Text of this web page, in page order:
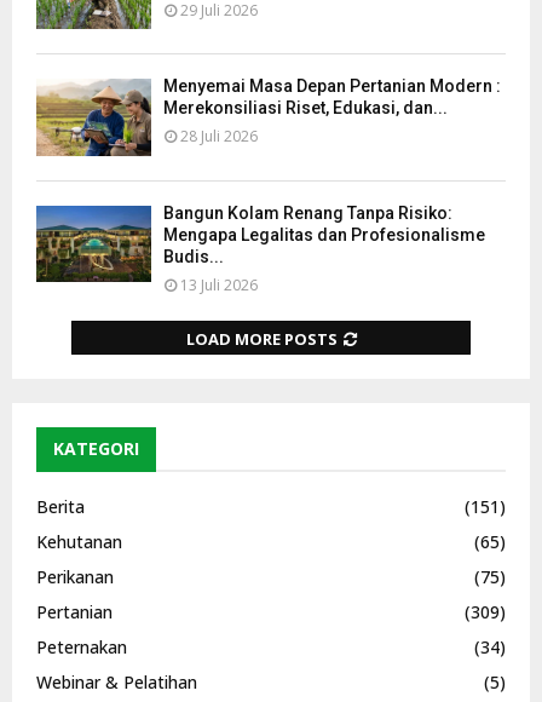
29 Juli 2026
Menyemai Masa Depan Pertanian Modern :
Merekonsiliasi Riset, Edukasi, dan...
28 Juli 2026
Bangun Kolam Renang Tanpa Risiko:
Mengapa Legalitas dan Profesionalisme
Budis...
13 Juli 2026
LOAD MORE POSTS
KATEGORI
Berita
(151)
Kehutanan
(65)
Perikanan
(75)
Pertanian
(309)
Peternakan
(34)
Webinar & Pelatihan
(5)